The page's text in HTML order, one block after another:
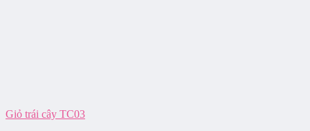
Giỏ trái cây TC03